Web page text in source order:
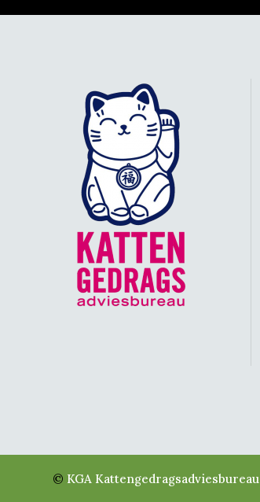
© KGA Kattengedragsadviesbureau